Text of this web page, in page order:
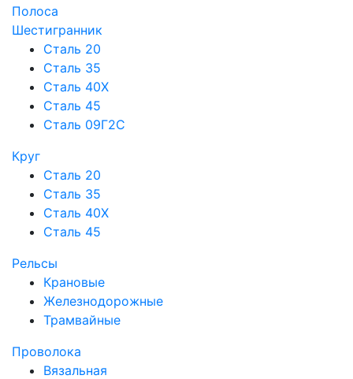
Полоса
Шестигранник
Сталь 20
Сталь 35
Сталь 40Х
Сталь 45
Сталь 09Г2С
Круг
Сталь 20
Сталь 35
Сталь 40Х
Сталь 45
Рельсы
Крановые
Железнодорожные
Трамвайные
Проволока
Вязальная